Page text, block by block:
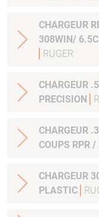
CHARGEUR
308WIN/
RUGER
CHARGEUR
PRECISION
CHARGEUR
COUPS RPR /
CHARGEUR
PLASTIC